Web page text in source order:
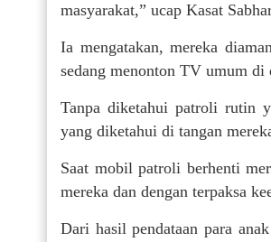
masyarakat,” ucap Kasat
Ia mengatakan, mereka
sedang menonton TV umum di
Tanpa diketahui patroli rutin
yang diketahui di tangan
Saat mobil patroli berhenti
mereka dan dengan terpaksa
Dari hasil pendataan para